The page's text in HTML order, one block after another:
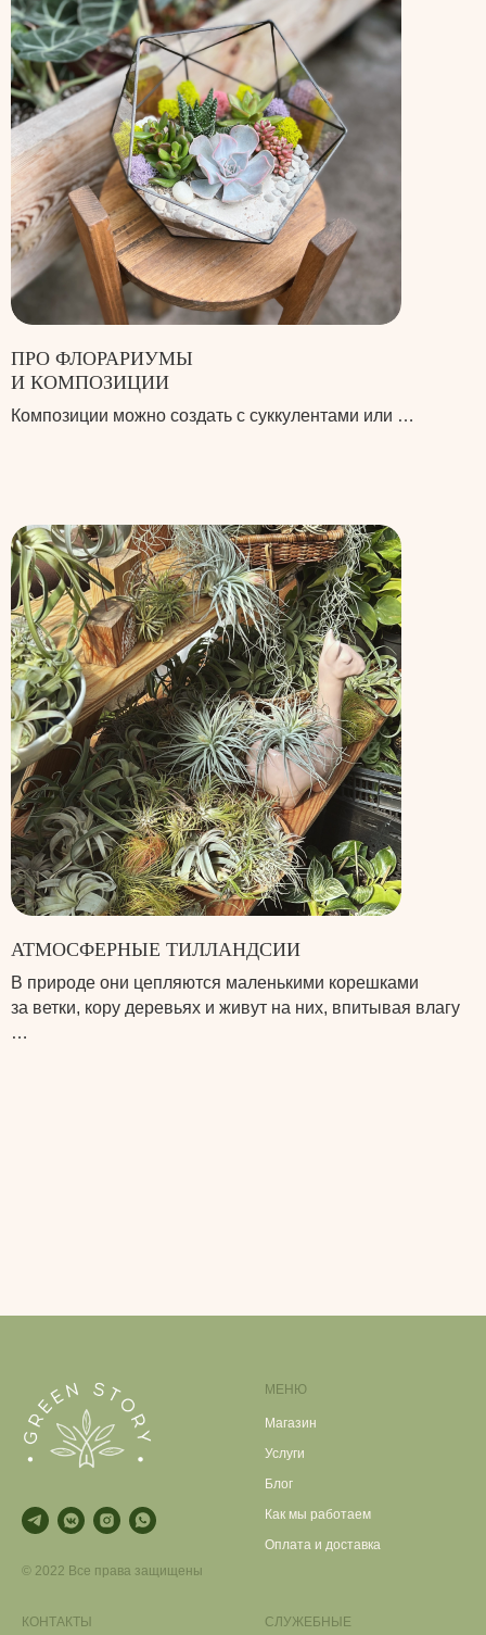
ПРО ФЛОРАРИУМЫ
И КОМПОЗИЦИИ
Композиции можно создать с суккулентами или …
АТМОСФЕРНЫЕ ТИЛЛАНДСИИ
В природе они цепляются маленькими корешками
за ветки, кору деревьях и живут на них, впитывая влагу
…
© 2022 Все права защищены
МЕНЮ
Магазин
Услуги
Блог
Как мы работаем
Оплата и доставка
КОНТАКТЫ СЛУЖЕБНЫЕ